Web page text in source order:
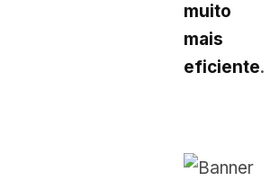
muito
mais
eficiente.